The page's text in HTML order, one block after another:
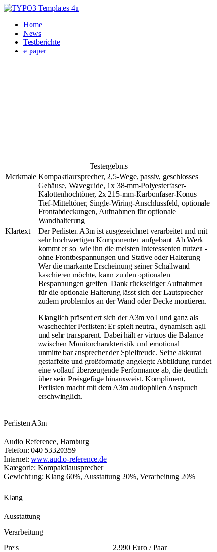
Home
News
Testberichte
e-paper
Testergebnis
Merkmale Kompaktlautsprecher, 2,5-Wege, passiv, geschlosses
Gehäuse, Waveguide, 1x 38-mm-Polyesterfaser-
Kalottenhochtöner, 2x 215-mm-Karbonfaser-Konus
Tief-Mitteltöner, Single-Wiring-Anschlussfeld, optionale
Frontabdeckungen, Aufnahmen für optionale
Wandhalterung
Klartext
Der Perlisten A3m ist ausgezeichnet verarbeitet und mit
sehr hochwertigen Komponenten aufgebaut. Ab Werk
kommt er so, wie ihn die meisten Interessenten nutzen -
ohne Frontbespannungen und Stative oder Halterung.
Wer die markante Erscheinung seiner Schallwand
kaschieren möchte, kann zu den optionalen
Bespannungen greifen. Dank rückseitiger Aufnahmen
für die optionale Halterung lässt sich der Lautsprecher
zudem problemlos an der Wand oder Decke montieren.
Klanglich präsentiert sich der A3m voll und ganz als
waschechter Perlisten: Er spielt neutral, dynamisch agil
und sehr transparent. Dabei hält er virtuos die Balance
zwischen Monitorcharakteristik und emotional
unmittelbar ansprechender Spielfreude. Seine akkurat
gestaffelte und großformatig angelegte Abbildung rundet
eine vollauf überzeugende Performance ab, die deutlich
über sein Preisgefüge hinausweist. Kompliment,
Perlisten macht mit dem A3m audiophilen Anspruch
erschwinglich.
Perlisten A3m
Audio Reference, Hamburg
Telefon: 040 53320359
Internet: www.audio-reference.de
Kategorie: Kompaktlautsprecher
Gewichtung: Klang 60%, Ausstattung 20%, Verarbeitung 20%
Klang
Ausstattung
Verarbeitung
Preis
2.990 Euro / Paar